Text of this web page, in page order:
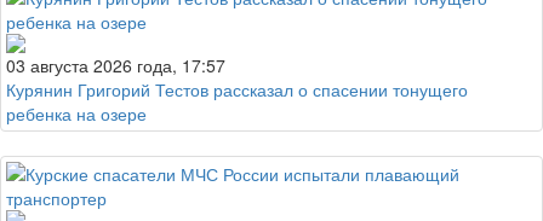
03 августа 2026 года, 17:57
Курянин Григорий Тестов рассказал о спасении тонущего
ребенка на озере